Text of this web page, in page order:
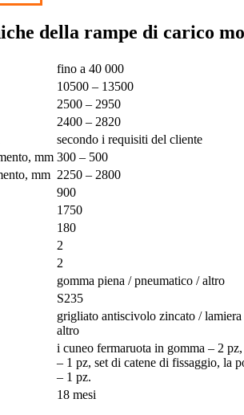
della rampe di carico
fino a 40 000
10500 – 13500
2500 – 2950
2400 – 2820
secondo i requisiti del cliente
mm 300 – 500
mm 2250 – 2800
900
1750
180
2
2
gomma piena / pneumatico / altro
S235
grigliato antiscivolo zincato /
altro
i cuneo fermaruota in gomma – 2
– 1 pz, set di catene di fissaggio, la
– 1 pz.
18 mesi